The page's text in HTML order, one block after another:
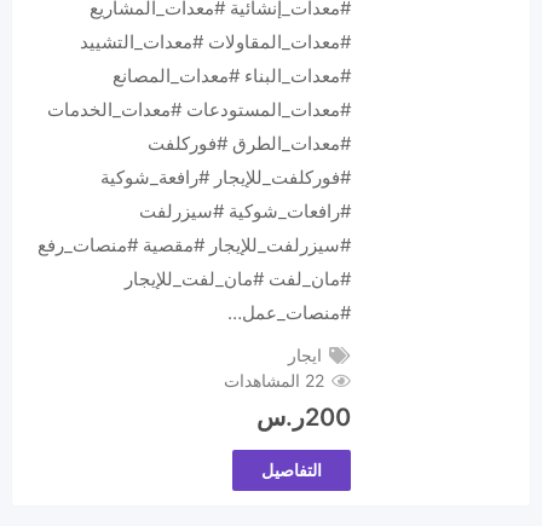
#معدات_إنشائية #معدات_المشاريع
#معدات_المقاولات #معدات_التشييد
#معدات_البناء #معدات_المصانع
#معدات_المستودعات #معدات_الخدمات
#معدات_الطرق #فوركلفت
#فوركلفت_للإيجار #رافعة_شوكية
#رافعات_شوكية #سيزرلفت
#سيزرلفت_للإيجار #مقصية #منصات_رفع
#مان_لفت #مان_لفت_للإيجار
#منصات_عمل…
ايجار
22 المشاهدات
200ر.س
التفاصيل